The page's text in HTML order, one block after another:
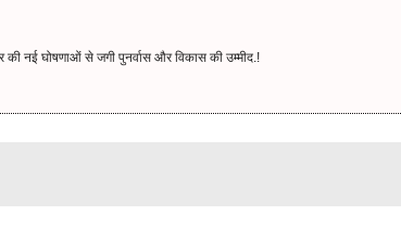
नई घोषणाओं से जगी पुनर्वास और विकास की उम्मीद.!